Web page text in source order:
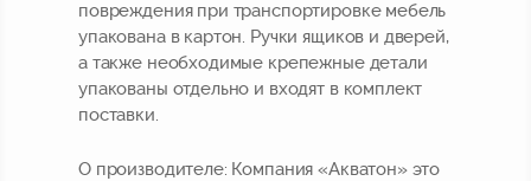
повреждения при транспортировке мебель
упакована в картон. Ручки ящиков и дверей,
а также необходимые крепежные детали
упакованы отдельно и входят в комплект
поставки.
О производителе: Компания «Акватон» это